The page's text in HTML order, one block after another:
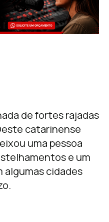
de fortes rajadas
catarinense
uma pessoa
e um
algumas cidades